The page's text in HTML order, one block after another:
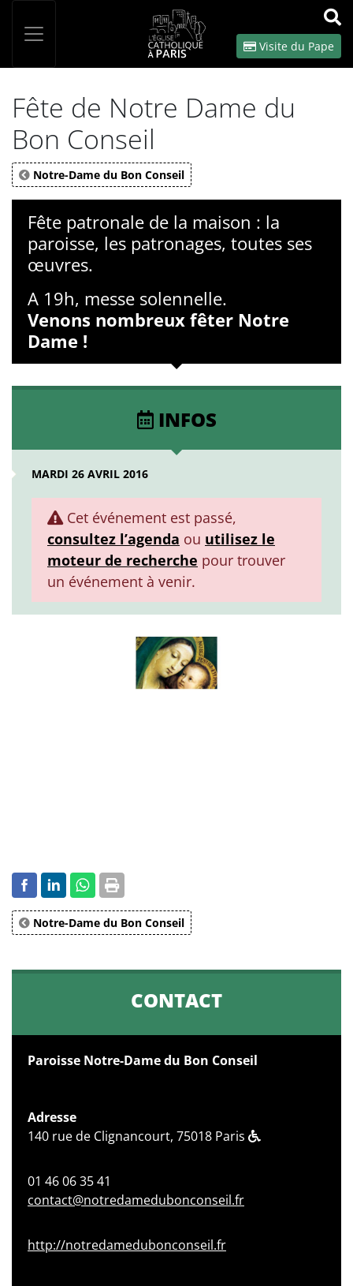
OK
Visite du Pape
Fête de Notre Dame du
Bon Conseil
Notre-Dame du Bon Conseil
Fête patronale de la maison : la
paroisse, les patronages, toutes ses
œuvres.
A 19h, messe solennelle.
Venons nombreux fêter Notre
Dame !
INFOS
MARDI 26 AVRIL 2016
Cet événement est passé,
consultez l’agenda ou utilisez le
moteur de recherche pour trouver
un événement à venir.
Notre-Dame du Bon Conseil
CONTACT
Paroisse Notre-Dame du Bon Conseil
Adresse
140 rue de Clignancourt, 75018 Paris
01 46 06 35 41
contact@notredamedubonconseil.fr
http://notredamedubonconseil.fr
Panneau de gestion des cookies